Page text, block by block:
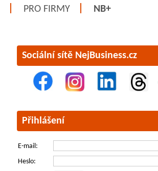
PRO FIRMY NB+
Sociální sítě NejBusiness.cz
Přihlášení
E-mail:
Heslo: